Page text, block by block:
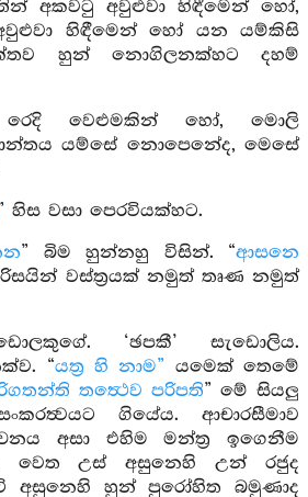
අකවටු අවුළුවා හිඳීමෙන් හෝ,
හිඳීමෙන් හෝ යන යම්කිසි
හුන් නොගිලනක්හට දහම්
වෙළුමකින් හෝ, මොලි
යම්සේ නොපෙනේද, මෙසේ
හිස වසා පෙරවියක්හට.
” බිම හුන්නහු විසින්. “ආසනෙ
වස්ත්‍රයක් නමුත් තෘණ නමුත්
‘ඡපකී’ සැඩොලිය.
“යත්‍ර හි නාම” යමෙක් තෙමේ
තත්‍ථෙව පරිපති” මේ සියලු
ගියේය. ආචාරසීමාව
අසා එහිම මන්ත්‍ර ඉගෙනීම
උස් අසුනෙහි උන් රජුද
අසුනෙහි හුන් පුරෝහිත බමුණාද